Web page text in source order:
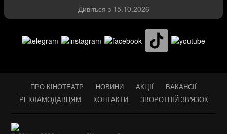
Дивіться з 15.10.2026
ПРО КІНОТЕАТР НОВИНИ АКЦІЇ
ВАКАНСІЇ
РЕКЛАМОДАВЦЯМ
КОНТАКТИ ЗВОРОТНІЙ ЗВ'ЯЗОК